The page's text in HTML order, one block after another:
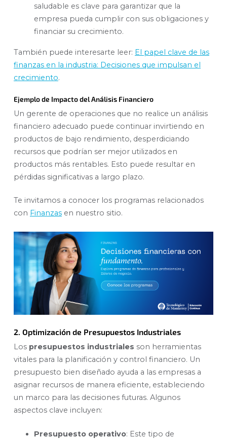
saludable es clave para garantizar que la
empresa pueda cumplir con sus obligaciones y
financiar su crecimiento.
También puede interesarte leer: El papel clave de las
finanzas en la industria: Decisiones que impulsan el
crecimiento.
Ejemplo de Impacto del Análisis Financiero
Un gerente de operaciones que no realice un análisis
financiero adecuado puede continuar invirtiendo en
productos de bajo rendimiento, desperdiciando
recursos que podrían ser mejor utilizados en
productos más rentables. Esto puede resultar en
pérdidas significativas a largo plazo.
Te invitamos a conocer los programas relacionados
con Finanzas en nuestro sitio.
2. Optimización de Presupuestos Industriales
Los presupuestos industriales son herramientas
vitales para la planificación y control financiero. Un
presupuesto bien diseñado ayuda a las empresas a
asignar recursos de manera eficiente, estableciendo
un marco para las decisiones futuras. Algunos
aspectos clave incluyen:
Presupuesto operativo: Este tipo de